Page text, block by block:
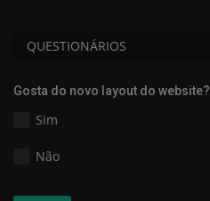
QUESTIONÁRIOS
Gosta do novo layout do website?
Sim
Não